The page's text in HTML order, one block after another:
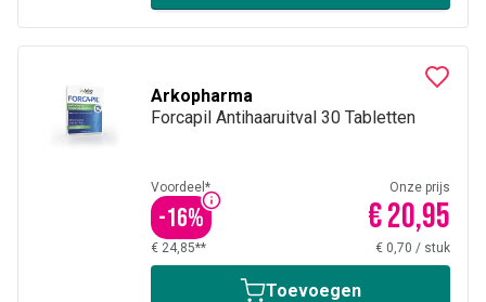
Arkopharma
Forcapil Antihaaruitval 30 Tabletten
Voordeel*
-16%
Onze prijs
€ 20,95
€ 24,85** € 0,70 / stuk
Toevoegen